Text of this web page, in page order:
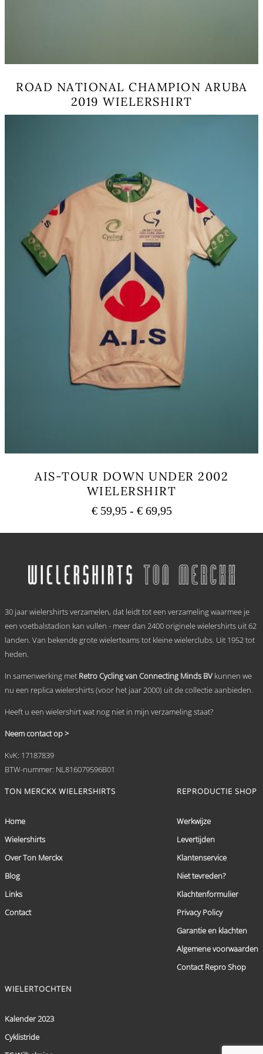
ROAD NATIONAL CHAMPION ARUBA
2019 WIELERSHIRT
Deze
optie
kan
gekozen
worden
de
productpagina
AIS-TOUR DOWN UNDER 2002
WIELERSHIRT
€59,95 - €69,95Prijsklasse:
tot
variaties.
Deze
gekozen
worden
de
30 jaar wielershirts verzamelen, dat leidt tot een verzameling waarmee je
een voetbalstadion kan vullen - meer dan 2400 originele wielershirts uit 62
landen. Van bekende grote wielerteams tot kleine wielerclubs. Uit 1952 tot
heden.
In samenwerking met Retro Cycling van Connecting Minds BV kunnen we
nu een replica wielershirts (voor het jaar 2000) uit de collectie aanbieden.
Heeft u een wielershirt wat nog niet in mijn verzameling staat?
Neem contact op >
KvK: 17187839
BTW-nummer: NL816079596B01
TON MERCKX WIELERSHIRTS
Home
Wielershirts
Over Ton Merckx
Blog
Links
Contact
REPRODUCTIE SHOP
Werkwijze
Levertijden
Klantenservice
Niet tevreden?
Klachtenformulier
Privacy Policy
Garantie en klachten
Algemene voorwaarden
Contact Repro Shop
WIELERTOCHTEN
Kalender 2023
Cyklistride